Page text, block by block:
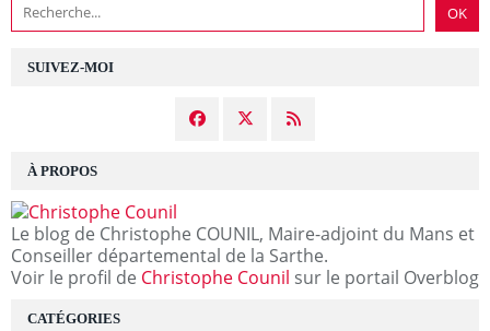
SUIVEZ-MOI
À PROPOS
Le blog de Christophe COUNIL, Maire-adjoint du Mans et
Conseiller départemental de la Sarthe.
Voir le profil de Christophe Counil sur le portail Overblog
CATÉGORIES